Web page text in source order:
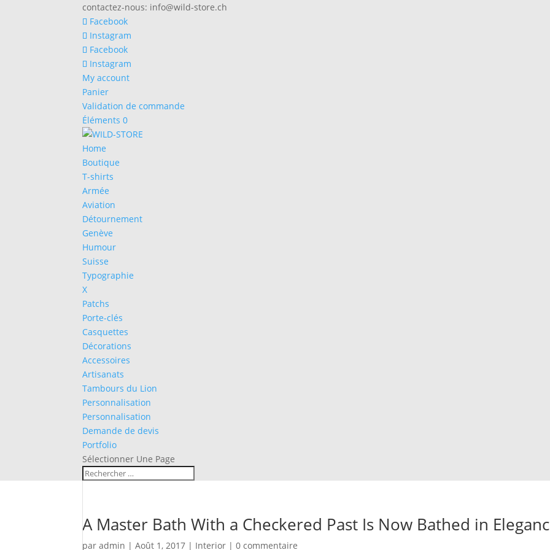
contactez-nous: info@wild-store.ch
Facebook
Instagram
Facebook
Instagram
My account
Panier
Validation de commande
Éléments 0
Home
Boutique
T-shirts
Armée
Aviation
Détournement
Genève
Humour
Suisse
Typographie
X
Patchs
Porte-clés
Casquettes
Décorations
Accessoires
Artisanats
Tambours du Lion
Personnalisation
Personnalisation
Demande de devis
Portfolio
Sélectionner Une Page
A Master Bath With a Checkered Past Is Now Bathed in
paradmin |Août 1, 2017 | Interior |0 commentaire